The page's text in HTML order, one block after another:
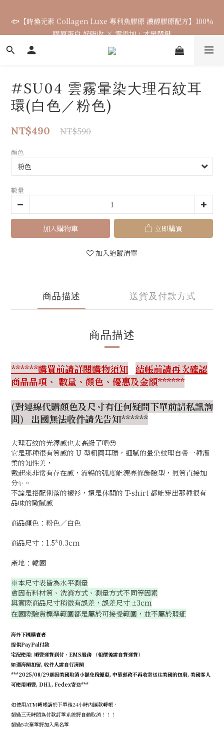
🌈七月涼感韓貨新品連線 已收單🌈 全力追加出貨中
膠原蛋白 好吸收 × 零添加，才是關鍵
7月飾品連線 ✨ 7/16-7/26
🌈七月涼感韓貨新品連線 已收單🌈 全力追加出貨中
#SU04 雲霧暈染大理石紋耳
環(白色／粉色)
NT$490 NT$590
顏色
數量
加入購物車 立即購買
加入追蹤清單
商品描述 送貨及付款方式
商品描述
******購買前請詳閱購物須知
結帳前請再次確認
商品品項、 數量、顏色、優惠及金額******
(對連線代購顏色及尺寸有任何疑問下單前請私訊詢
問) 出國無法收件請先告知******
大理石紋的光澤感也太高級了吧🥹
它是那種很有質感的 U 型粗圓耳環，細膩的暈染紋理自帶一種溫
柔的知性美，
戴起來非常有存在感，流暢的弧度能漂亮修飾臉型，氣質直接加
分✨。
不論是搭配俐落的襯衫，還是休閒的 T-shirt 都能穿出那種很有
品味的歐膩感
商品顏色：粉色／白色
商品尺寸：1.5*0.3cm
產地：韓國
※本尺寸表皆為水平測量
會因布料材質、洗滌方式、測量方式不同等因素
與實際商品尺寸稍微有誤差，誤差尺寸 ±3cm
在國際驗貨標準範圍都是屬於可接受範圍，並不屬於瑕疵
海外下標購賣者
提供PayPal付款
宅配使用: 順豐運費到付、EMS服務 （報價後需自費運費）
如遇海關扣留, 收件人需自行清關
***2025/08/29起因美國取消小額免稅優惠, 中華郵政不再收寄送往美國的包裹, 美國客人
可使用順豐, DHL, Fedex寄送***
如使用ATM轉帳請於下單後24小時內匯款轉帳，
超過三天時間為付款訂單系統將自動取消！！！
超過5次棄單將加入黑名單